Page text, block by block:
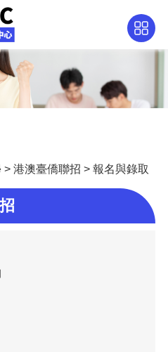
> 港澳臺僑聯招 > 報名與錄取